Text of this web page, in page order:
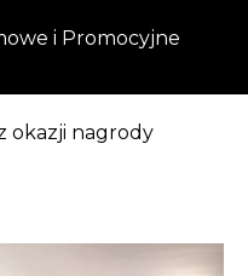
i Promocyjne
okazji nagrody